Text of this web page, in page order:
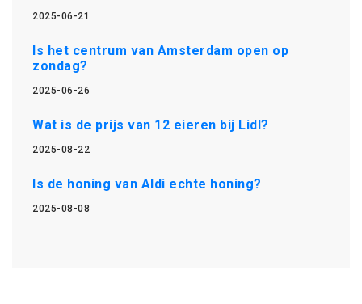
2025-06-21
Is het centrum van Amsterdam open op
zondag?
2025-06-26
Wat is de prijs van 12 eieren bij Lidl?
2025-08-22
Is de honing van Aldi echte honing?
2025-08-08